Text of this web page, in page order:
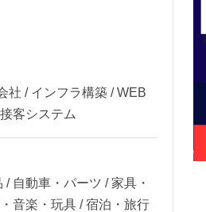
社 / インフラ構築 / WEB
客システム
自動車・パーツ / 家具・
音楽・玩具 / 宿泊・旅行